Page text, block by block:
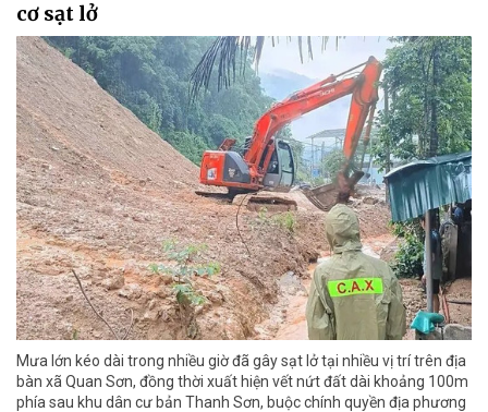
cơ sạt lở
Mưa lớn kéo dài trong nhiều giờ đã gây sạt lở tại nhiều vị trí trên địa
bàn xã Quan Sơn, đồng thời xuất hiện vết nứt đất dài khoảng 100m
phía sau khu dân cư bản Thanh Sơn, buộc chính quyền địa phương